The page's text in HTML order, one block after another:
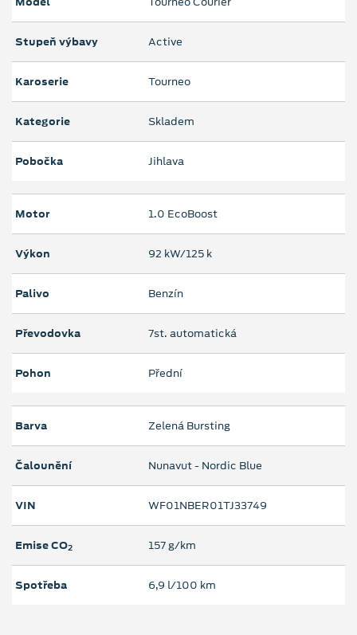
Stupeň výbavy Active
Karoserie Tourneo
Kategorie Skladem
Pobočka Jihlava
Motor 1.0 EcoBoost
Výkon 92 kW/125 k
Palivo Benzín
Převodovka 7st. automatická
Pohon Přední
Barva Zelená Bursting
Čalounění Nunavut - Nordic Blue
VIN WF01NBER01TJ33749
Emise CO2 157 g/km
Spotřeba 6,9 l/100 km